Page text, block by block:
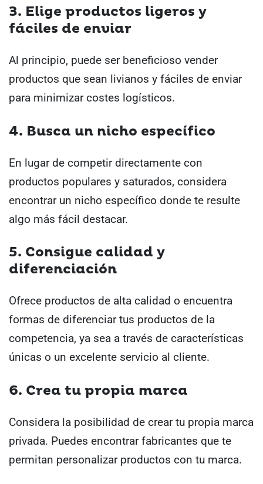
3. Elige productos ligeros y
fáciles de enviar
Al principio, puede ser beneficioso vender
productos que sean livianos y fáciles de enviar
para minimizar costes logísticos.
4. Busca un nicho específico
En lugar de competir directamente con
productos populares y saturados, considera
encontrar un nicho específico donde te resulte
algo más fácil destacar.
5. Consigue calidad y
diferenciación
Ofrece productos de alta calidad o encuentra
formas de diferenciar tus productos de la
competencia, ya sea a través de características
únicas o un excelente servicio al cliente.
6. Crea tu propia marca
Considera la posibilidad de crear tu propia marca
privada. Puedes encontrar fabricantes que te
permitan personalizar productos con tu marca.